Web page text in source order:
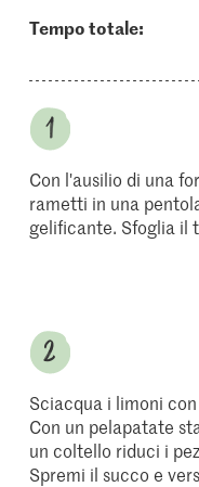
Tempo totale:
Con l'ausilio di una
rametti in una
gelificante. Sfoglia il
Sciacqua i limoni
Con un pelapatate
un coltello riduci i
Spremi il succo e